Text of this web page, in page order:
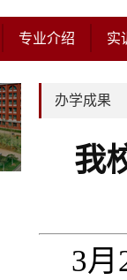
专业介绍 实
办学成果
我
3